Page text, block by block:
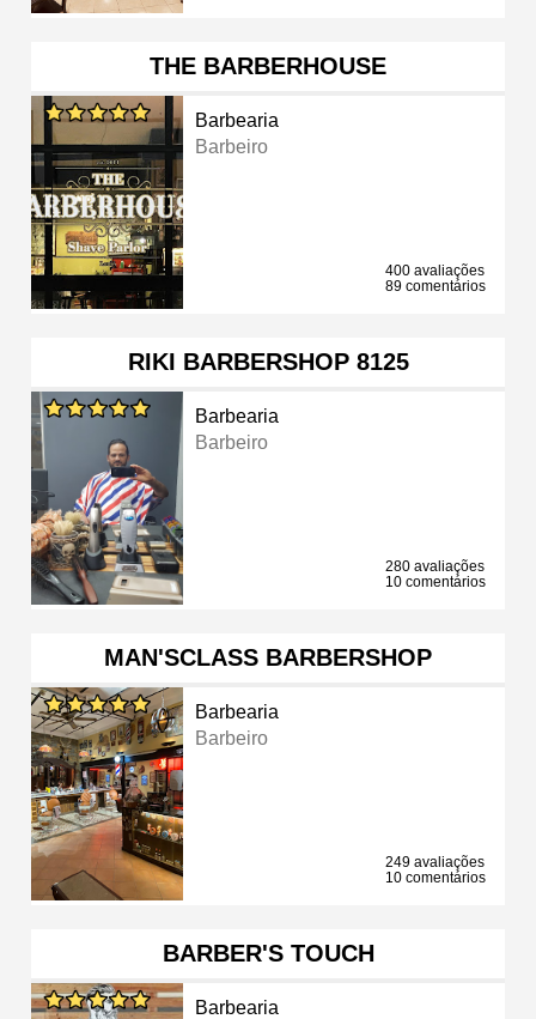
THE BARBERHOUSE
Barbearia
Barbeiro
400 avaliações
89 comentários
RIKI BARBERSHOP 8125
Barbearia
Barbeiro
280 avaliações
10 comentários
MAN'SCLASS BARBERSHOP
Barbearia
Barbeiro
249 avaliações
10 comentários
BARBER'S TOUCH
Barbearia